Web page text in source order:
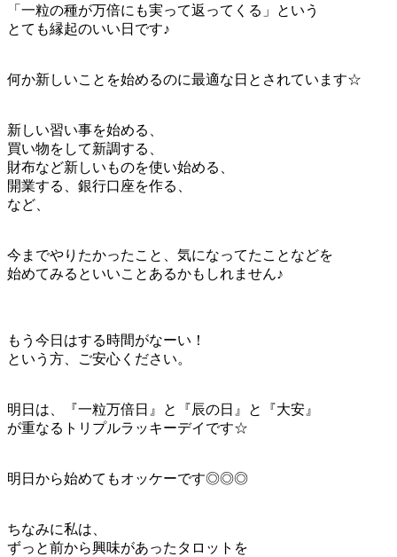
「一粒の種が万倍にも実って返ってくる」という
とても縁起のいい日です♪
何か新しいことを始めるのに最適な日とされています☆
新しい習い事を始める、
買い物をして新調する、
財布など新しいものを使い始める、
開業する、銀行口座を作る、
など、
今までやりたかったこと、気になってたことなどを
始めてみるといいことあるかもしれません♪
もう今日はする時間がなーい！
という方、ご安心ください。
明日は、『一粒万倍日』と『辰の日』と『大安』
が重なるトリプルラッキーデイです☆
明日から始めてもオッケーです◎◎◎
ちなみに私は、
ずっと前から興味があったタロットを